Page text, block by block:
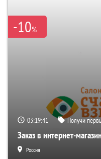
-10%
03:19:40 Получи
Заказ в интернет-
Россия